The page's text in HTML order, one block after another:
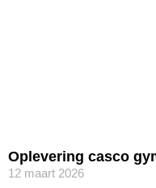
Oplevering casco
12 maart 2026